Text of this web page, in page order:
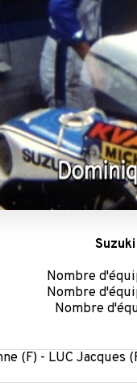
Nombre
Nombre
Nombre
(F) - LUC Jacques